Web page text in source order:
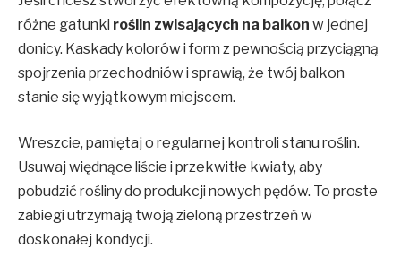
różne gatunki roślin zwisających na balkon w jednej
donicy. Kaskady kolorów i form z pewnością przyciągną
spojrzenia przechodniów i sprawią, że twój balkon
stanie się wyjątkowym miejscem.
Wreszcie, pamiętaj o regularnej kontroli stanu roślin.
Usuwaj więdnące liście i przekwitłe kwiaty, aby
pobudzić rośliny do produkcji nowych pędów. To proste
zabiegi utrzymają twoją zieloną przestrzeń w
doskonałej kondycji.